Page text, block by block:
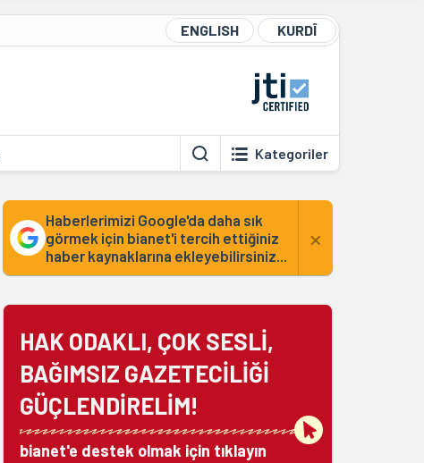
ENGLISH KURDÎ
Kategoriler
Haberlerimizi Google'da daha sık
görmek için bianet'i tercih ettiğiniz
haber kaynaklarına ekleyebilirsiniz...
×
HAK ODAKLI, ÇOK SESLİ,
BAĞIMSIZ GAZETECİLİĞİ
GÜÇLENDİRELİM!
bianet'e destek olmak için tıklayın